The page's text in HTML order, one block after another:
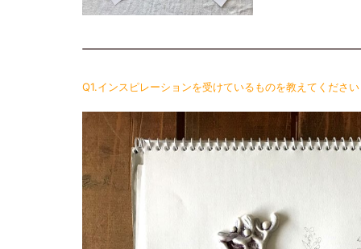
Q1.インスピレーションを受けているものを教えてください